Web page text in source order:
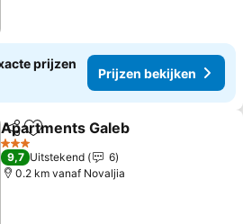
prijzen
Prijzen bekijken
DelenToevoegen aan favorieten
Apartments Galeb
3 Sterren
9,7 Uitstekend
6
0.2 km vanaf Novaljia